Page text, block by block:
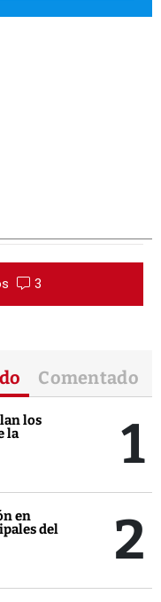
3
Comentado
los
la
1
en
del
2